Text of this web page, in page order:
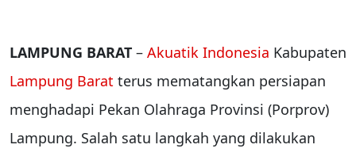
LAMPUNG BARAT – Akuatik Indonesia Kabupaten
Lampung Barat terus mematangkan persiapan
menghadapi Pekan Olahraga Provinsi (Porprov)
Lampung. Salah satu langkah yang dilakukan